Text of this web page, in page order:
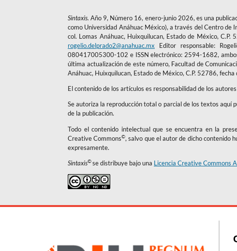
Sintaxis.Año 9, Número 16, enero-junio 2026, es una
como Universidad Anáhuac México), a través del Centro de
col. Lomas Anáhuac, Huixquilucan, Estado de México,
rogelio.delprado2@anahuac.mx Editor responsable:
080417005300-102 e ISSN electrónico: 2594-1682,
última actualización de este número, Facultad de
Anáhuac, Huixquilucan, Estado de México, C.P. 52786,
El contenido de los artículos es responsabilidad de los
Se autoriza la reproducción total o parcial de los textos aquí
de la publicación.
Todo el contenido intelectual que se encuentra en la
Creative Commons©, salvo que el autor de dicho contenido
expresamente.
Sintaxis©se distribuye bajo una Licencia Creative Commons